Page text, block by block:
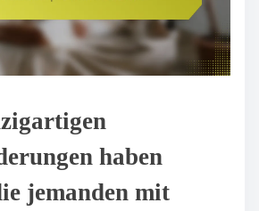
haben
jemanden mit